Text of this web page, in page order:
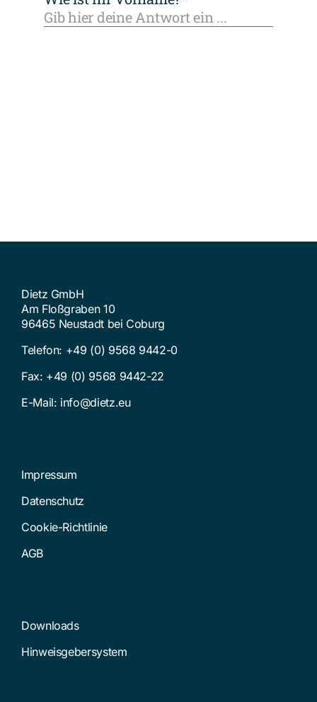
Dietz GmbH
Am Floßgraben 10
96465 Neustadt bei Coburg
Telefon: +49 (0) 9568 9442-0
Fax: +49 (0) 9568 9442-22
E-Mail: info@dietz.eu
Impressum
Datenschutz
Cookie-Richtlinie
AGB
Downloads
Hinweisgebersystem